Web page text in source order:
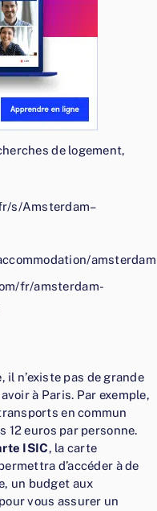
de logement,
s/Amsterdam–
amsterdam
fr/amsterdam-
il n’existe pas de grande
à Paris. Par exemple,
en commun
12 euros par personne.
ISIC, la carte
d’accéder à de
un budget aux
vous assurer un